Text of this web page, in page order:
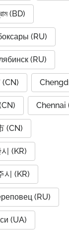
(BD)
(RU)
(RU)
(CN)
Chennai
(CN)
(KR)
시 (KR)
(RU)
(UA)